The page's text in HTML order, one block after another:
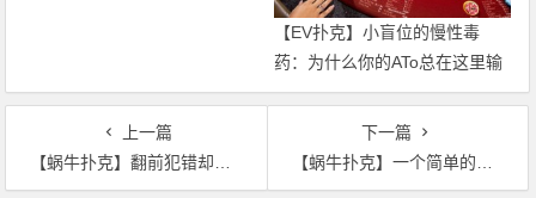
【EV扑克】小盲位的慢性毒
药：为什么你的ATo总在这里输
钱？
上一篇
【蜗牛扑克】翻前犯错却意外得到回报 | 德州扑克牌局分析
下一篇
【蜗牛扑克】一个简单的动作让对手给我们看免费牌，还能赢大锅